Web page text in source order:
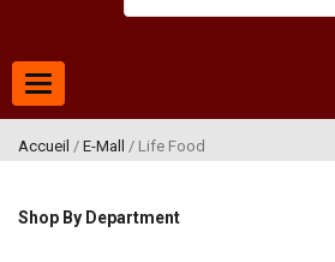
Toggle
navigation
Accueil / E-Mall / Life Food
Shop By Department